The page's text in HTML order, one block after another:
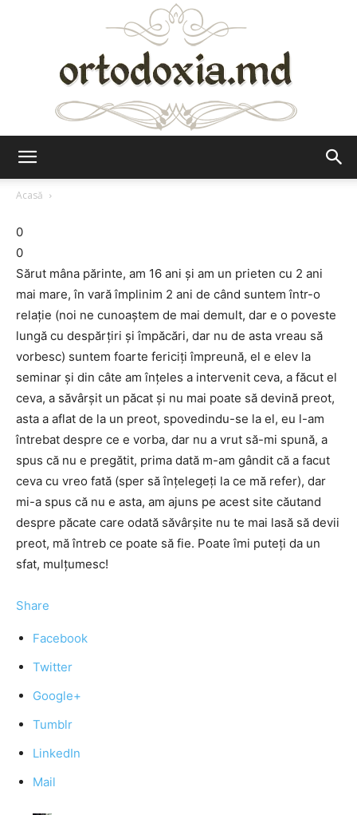
Acasă
0
0
Sărut mâna părinte, am 16 ani și am un prieten cu 2 ani
mai mare, în vară împlinim 2 ani de când suntem într-o
relație (noi ne cunoaștem de mai demult, dar e o poveste
lungă cu despărțiri și împăcări, dar nu de asta vreau să
vorbesc) suntem foarte fericiți împreună, el e elev la
seminar și din câte am înțeles a intervenit ceva, a făcut el
ceva, a săvârșit un păcat și nu mai poate să devină preot,
asta a aflat de la un preot, spovedindu-se la el, eu l-am
întrebat despre ce e vorba, dar nu a vrut să-mi spună, a
spus că nu e pregătit, prima dată m-am gândit că a facut
ceva cu vreo fată (sper să înțelegeți la ce mă refer), dar
mi-a spus că nu e asta, am ajuns pe acest site căutand
despre păcate care odată săvârșite nu te mai lasă să devii
preot, mă întreb ce poate să fie. Poate îmi puteți da un
sfat, mulțumesc!
Share
Facebook
Twitter
Google+
Tumblr
LinkedIn
Mail